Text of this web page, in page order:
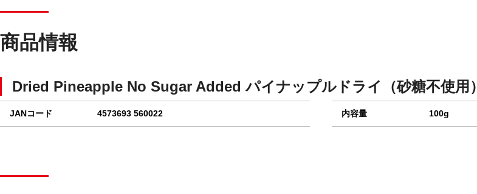
商品情報
Dried Pineapple No Sugar Addedパイナップルドライ（砂糖不使用）
JANコード 4573693 560022 内容量 100g